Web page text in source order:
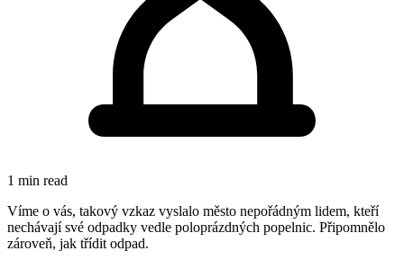
1 min read
Víme o vás, takový vzkaz vyslalo město nepořádným lidem, kteří
nechávají své odpadky vedle poloprázdných popelnic. Připomnělo
zároveň, jak třídit odpad.